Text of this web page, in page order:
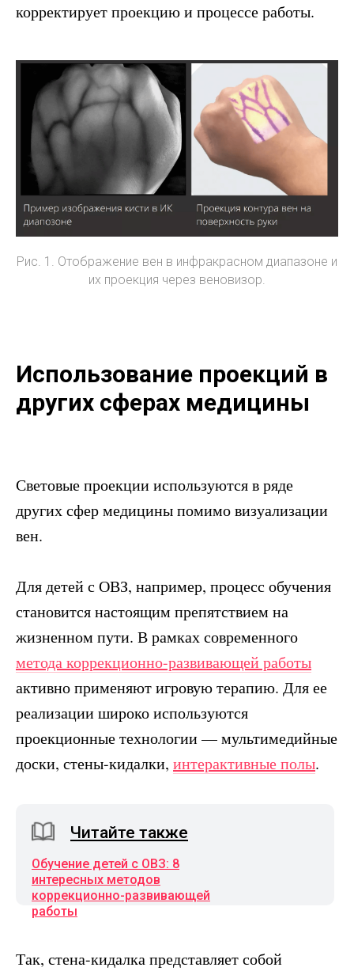
корректирует проекцию и процессе работы.
Рис. 1. Отображение вен в инфракрасном диапазоне и
их проекция через веновизор.
Использование проекций в
других сферах медицины
Световые проекции используются в ряде
других сфер медицины помимо визуализации
вен.
Для детей с ОВЗ, например, процесс обучения
становится настоящим препятствием на
жизненном пути. В рамках современного
метода коррекционно-развивающей работы
активно применяют игровую терапию. Для ее
реализации широко используются
проекционные технологии — мультимедийные
доски, стены-кидалки, интерактивные полы.
Читайте также
Обучение детей с ОВЗ: 8
интересных методов
коррекционно-развивающей
работы
Так, стена-кидалка представляет собой